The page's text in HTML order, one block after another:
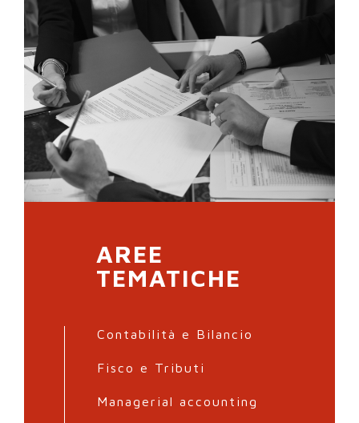
AREE
TEMATICHE
Contabilità e Bilancio
Fisco e Tributi
Managerial accounting